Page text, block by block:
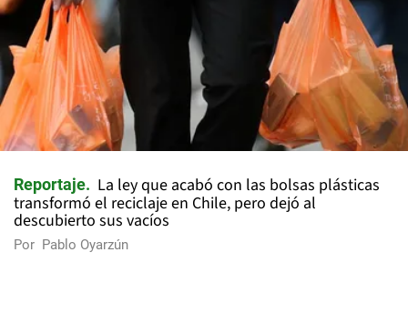
Reportaje
La ley que acabó con las bolsas plásticas
transformó el reciclaje en Chile, pero dejó al
descubierto sus vacíos
Por Pablo Oyarzún